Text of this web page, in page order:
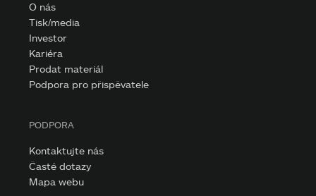
O nás
Tisk/media
Investor
Kariéra
Prodat materiál
Podpora pro přispěvatele
PODPORA
Kontaktujte nás
Časté dotazy
Mapa webu